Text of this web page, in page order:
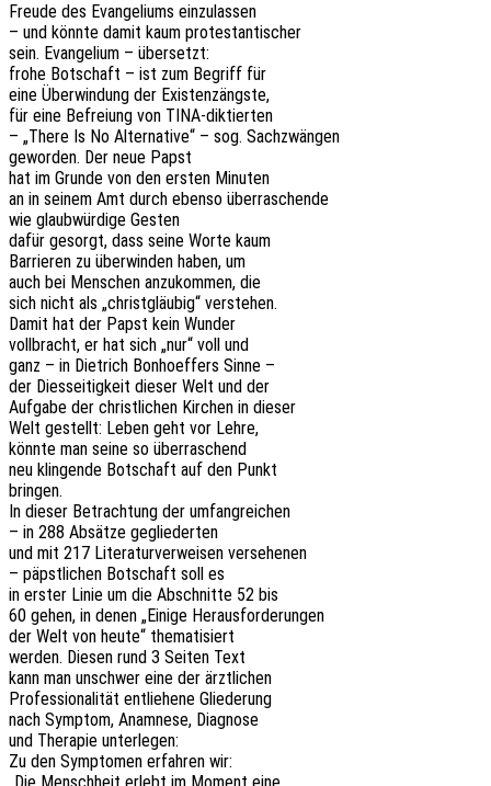
Freude des Evan­ge­li­ums einzulassen
– und könnte damit kaum protestantischer
sein. Evan­ge­li­um – übersetzt:
frohe Botschaft – ist zum Begriff für
eine Über­win­dung der Existenzängste,
für eine Befrei­ung von TINA-diktierten
– „There Is No Alter­na­ti­ve“ – sog. Sachzwängen
gewor­den. Der neue Papst
hat im Grunde von den ersten Minuten
an in seinem Amt durch ebenso überraschende
wie glaub­wür­di­ge Gesten
dafür gesorgt, dass seine Worte kaum
Barrie­ren zu über­win­den haben, um
auch bei Menschen anzu­kom­men, die
sich nicht als „christ­gläu­big“ verstehen.
Damit hat der Papst kein Wunder
voll­bracht, er hat sich „nur“ voll und
ganz – in Diet­rich Bonhoef­fers Sinne –
der Dies­sei­tig­keit dieser Welt und der
Aufga­be der christ­li­chen Kirchen in dieser
Welt gestellt: Leben geht vor Lehre,
könnte man seine so überraschend
neu klin­gen­de Botschaft auf den Punkt
bringen.
In dieser Betrach­tung der umfangreichen
– in 288 Absät­ze gegliederten
und mit 217 Lite­ra­tur­ver­wei­sen versehenen
– päpst­li­chen Botschaft soll es
in erster Linie um die Abschnit­te 52 bis
60 gehen, in denen „Einige Herausforderungen
der Welt von heute“ thematisiert
werden. Diesen rund 3 Seiten Text
kann man unschwer eine der ärztlichen
Profes­sio­na­li­tät entlie­he­ne Gliederung
nach Symptom, Anamne­se, Diagnose
und Thera­pie unterlegen:
Zu den Sympto­men erfah­ren wir:
„Die Mensch­heit erlebt im Moment eine